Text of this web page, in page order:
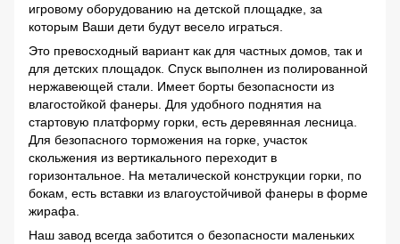
игровому оборудованию на детской площадке, за
которым Ваши дети будут весело играться.
Это превосходный вариант как для частных домов, так и
для детских площадок. Спуск выполнен из полированной
нержавеющей стали. Имеет борты безопасности из
влагостойкой фанеры. Для удобного поднятия на
стартовую платформу горки, есть деревянная лесница.
Для безопасного торможения на горке, участок
скольжения из вертикального переходит в
горизонтальное. На металической конструкции горки, по
бокам, есть вставки из влагоустойчивой фанеры в форме
жирафа.
Наш завод всегда заботится о безопасности маленьких